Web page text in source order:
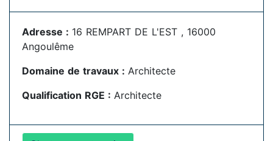
Adresse : 16 REMPART DE L'EST , 16000
Angoulême
Domaine de travaux : Architecte
Qualification RGE : Architecte